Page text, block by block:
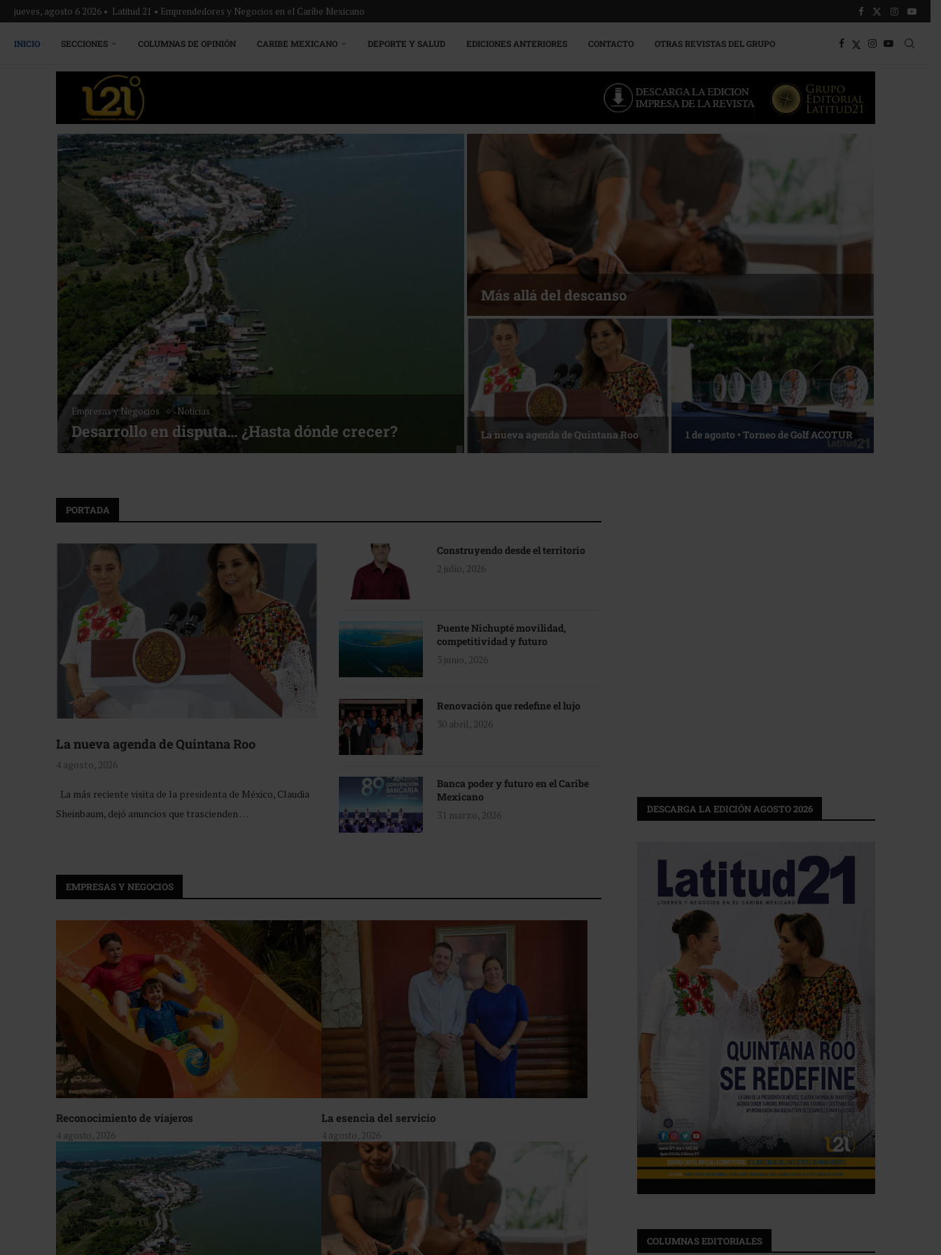
jueves, agosto 6 2026 • Latitud 21 • Emprendedores y Negocios en el Caribe Mexicano
INICIO SECCIONES COLUMNAS DE OPINIÓN CARIBE MEXICANO DEPORTE Y SALUD EDICIONES ANTERIORES CONTACTO OTRAS REVISTAS DEL GRUPO
Noticias
Bottega, un viaje servido a la mesa
Energía que Impulsa la competitividad
Reconocimiento de viajeros La esencia del servicio
PORTADA
La nueva agenda de Quintana Roo
4 agosto, 2026
La más reciente visita de la presidenta de México, Claudia
Sheinbaum, dejó anuncios que trascienden …
Construyendo desde el territorio
2 julio, 2026
Puente Nichupté movilidad,
competitividad y futuro
3 junio, 2026
Renovación que redefine el lujo
30 abril, 2026
Banca poder y futuro en el Caribe
Mexicano
31 marzo, 2026
EMPRESAS Y NEGOCIOS
Reconocimiento de viajeros
4 agosto, 2026
La esencia del servicio
4 agosto, 2026
DESCARGA LA EDICIÓN AGOSTO 2026
COLUMNAS EDITORIALES